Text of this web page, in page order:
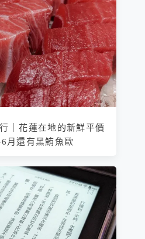
｜花蓮在地的新鮮平價
月還有黑鮪魚歐